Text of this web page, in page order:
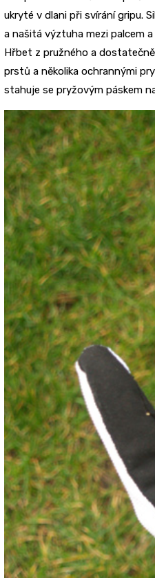
ukryté v dlani při svírání gripu.
a našitá výztuha mezi palcem
Hřbet z pružného a
prstů a několika ochrannými
stahuje se pryžovým páskem